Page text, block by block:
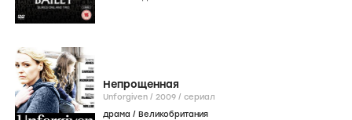
Непрощенная
Unforgiven / 2009 / сериал
драма / Великобритания